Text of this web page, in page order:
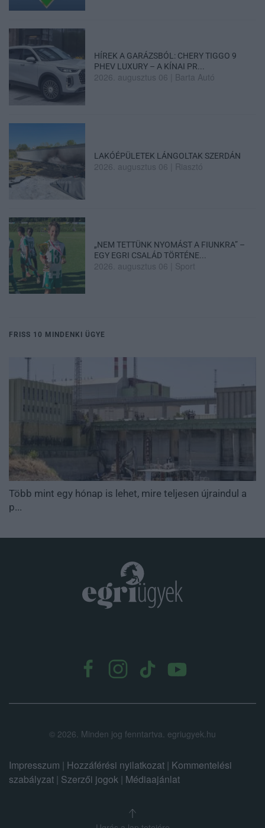
HÍREK A GARÁZSBÓL: CHERY TIGGO 9
PHEV LUXURY – A KÍNAI PR...
2026. augusztus 06 Barta Autó
LAKÓÉPÜLETEK LÁNGOLTAK SZERDÁN
2026. augusztus 06 Riasztó
„NEM TETTÜNK NYOMÁST A FIUNKRA” –
EGY EGRI CSALÁD TÖRTÉNE...
2026. augusztus 06 Sport
FRISS 10 MINDENKI ÜGYE
Több mint egy hónap is lehet, mire teljesen újraindul a
p...
© 2026. Minden jog fenntartva. egriugyek.hu
Impresszum | Hozzáférési nyilatkozat | Kommentelési
szabályzat | Szerzői jogok | Médiaajánlat